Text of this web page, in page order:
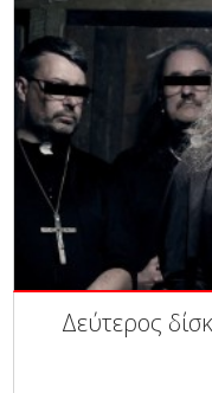
Δεύτερος